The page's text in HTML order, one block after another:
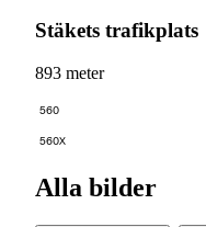
Stäkets trafikplats
893 meter
560
560X
Alla bilder